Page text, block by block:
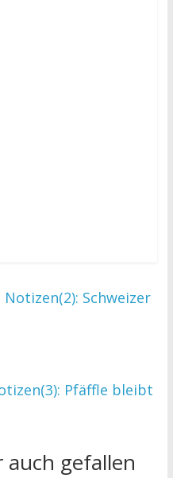
Schweizer
Pfäffle bleibt
auch gefallen